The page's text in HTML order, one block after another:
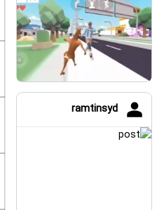
ramtinsyd